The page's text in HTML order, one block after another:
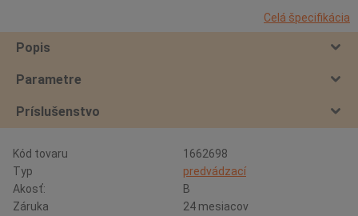
Celá špecifikácia
Popis
Parametre
Príslušenstvo
Kód tovaru
1662698
Typ
predvádzací
Akosť:
B
Záruka
24 mesiacov